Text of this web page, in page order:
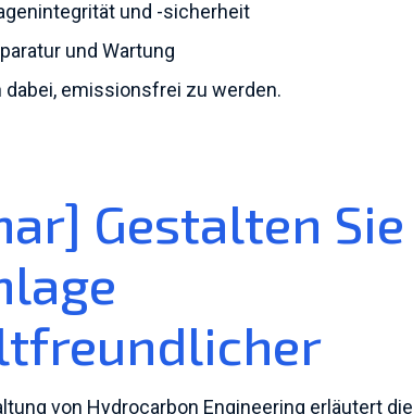
und -sicherheit
und Wartung
dabei, emissionsfrei zu werden.
Gestalten Sie
von Hydrocarbon Engineering erläutert die